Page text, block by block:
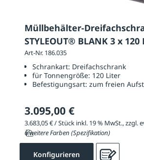
Müllbehälter-
STYLEOUT® BLANK 3 x
Art-Nr. 186.035
Schrankart: Dreifachschrank
für Tonnengröße: 120 Liter
Befestigungsart: zum freien
3.095,00 €
6 weitere Farben (Spezifikation)
Konfigurieren